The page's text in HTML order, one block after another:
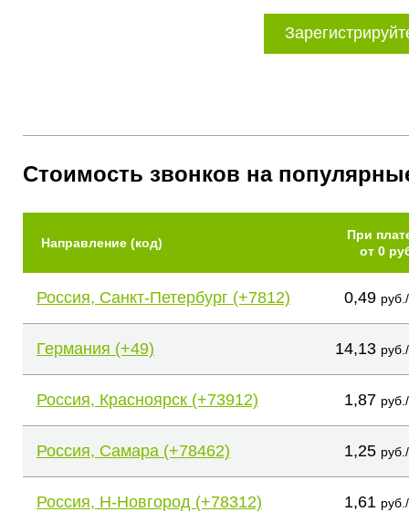
Стоимость звонков на
Направление (код)
При
от 0
Россия, Санкт-Петербург (+7812) 0,49
Германия (+49) 14,13
Россия, Красноярск (+73912) 1,87
Россия, Самара (+78462) 1,25
Россия, Н-Новгород (+78312) 1,61